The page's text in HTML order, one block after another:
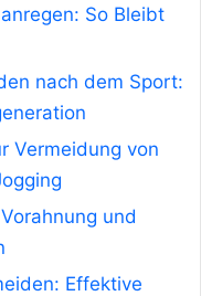
So Bleibt
nach dem Sport:
Vermeidung von
und
Effektive